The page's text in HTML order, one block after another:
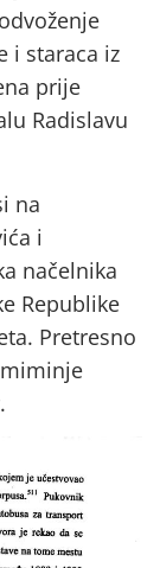
i staraca iz
prije
Radislavu
na
i
načelnika
Republike
Pretresno